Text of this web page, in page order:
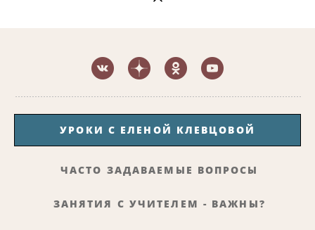
УРОКИ С ЕЛЕНОЙ КЛЕВЦОВОЙ
ЧАСТО ЗАДАВАЕМЫЕ ВОПРОСЫ
ЗАНЯТИЯ С УЧИТЕЛЕМ - ВАЖНЫ?